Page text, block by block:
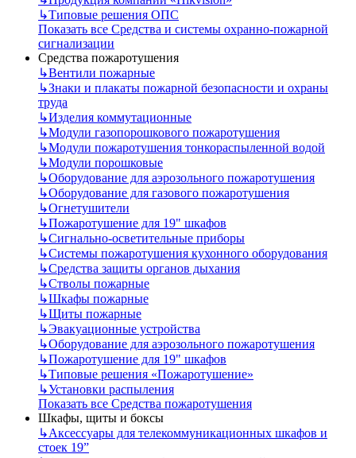
↳Типовые решения ОПС
Показать все Средства и системы охранно-пожарной
сигнализации
Средства пожаротушения
↳Вентили пожарные
↳Знаки и плакаты пожарной безопасности и охраны
труда
↳Изделия коммутационные
↳Модули газопорошкового пожаротушения
↳Модули пожаротушения тонкораспыленной водой
↳Модули порошковые
↳Оборудование для аэрозольного пожаротушения
↳Оборудование для газового пожаротушения
↳Огнетушители
↳Пожаротушение для 19" шкафов
↳Сигнально-осветительные приборы
↳Системы пожаротушения кухонного оборудования
↳Средства защиты органов дыхания
↳Стволы пожарные
↳Шкафы пожарные
↳Щиты пожарные
↳Эвакуационные устройства
↳Оборудование для аэрозольного пожаротушения
↳Пожаротушение для 19" шкафов
↳Типовые решения «Пожаротушение»
↳Установки распыления
Показать все Средства пожаротушения
Шкафы, щиты и боксы
↳Аксессуары для телекоммуникационных шкафов и
стоек 19”